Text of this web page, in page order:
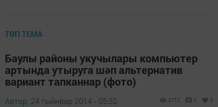
ТӨП ТЕМА
Баулы районы укучылары компьютер
артында утыруга шәп альтернатив
вариант тапканнар (фото)
Автор, 24 гыйнвар 2014 - 05:32 2172 0 0